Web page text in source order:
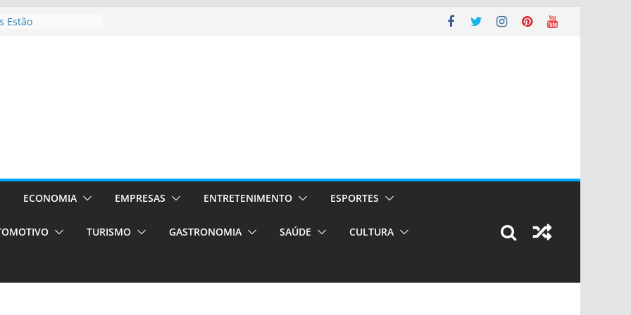
Estão
em Porto
de transfer,
de alto padrão
bolsas –
o segundo
únicas e
de volta!
ECONOMIA EMPRESAS ENTRETENIMENTO ESPORTES
TURISMO GASTRONOMIA SAÚDE CULTURA